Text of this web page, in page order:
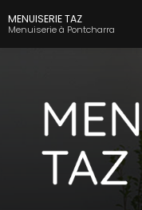
au
contenu
principal
MENUISERIE TAZ
Menuiserie à Pontcharra